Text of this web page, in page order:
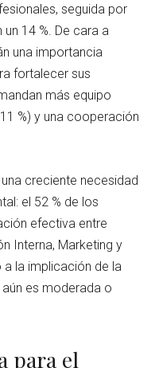
seguida por
14 %. De cara a
una importancia
fortalecer sus
más equipo
%) y una cooperación
creciente necesidad
el 52 % de los
efectiva entre
Interna, Marketing y
la implicación de la
es moderada o
para el